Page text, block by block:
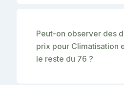
Peut-on observer des
prix pour Climatisation
le reste du 76 ?